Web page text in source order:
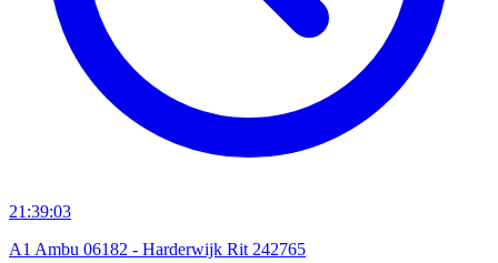
21:39:03
A1 Ambu 06182 - Harderwijk Rit 242765